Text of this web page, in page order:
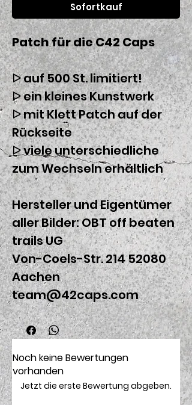
Sofortkauf
Patch für die C42 Caps
ᐅ auf 500 St. limitiert!
ᐅ ein kleines Kunstwerk
ᐅ mit Klett Patch auf der
Rückseite
ᐅ viele unterschiedliche
zum Wechseln erhältlich
Hersteller und Eigentümer
aller Bilder: OBT off beaten
trails UG
Von-Coels-Str. 214 52080
Aachen
team@42caps.com
Noch keine Bewertungen
vorhanden
Jetzt die erste Bewertung abgeben.